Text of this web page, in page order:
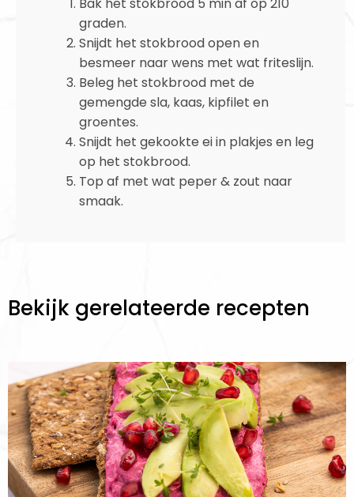
Bak het stokbrood 5 min af op 210
graden.
Snijdt het stokbrood open en
besmeer naar wens met wat friteslijn.
Beleg het stokbrood met de
gemengde sla, kaas, kipfilet en
groentes.
Snijdt het gekookte ei in plakjes en leg
op het stokbrood.
Top af met wat peper & zout naar
smaak.
Bekijk gerelateerde recepten